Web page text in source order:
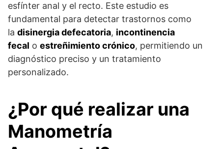
esfínter anal y el recto. Este estudio es
fundamental para detectar trastornos como
la disinergia defecatoria, incontinencia
fecal o estreñimiento crónico, permitiendo un
diagnóstico preciso y un tratamiento
personalizado.
¿Por qué realizar una
Manometría